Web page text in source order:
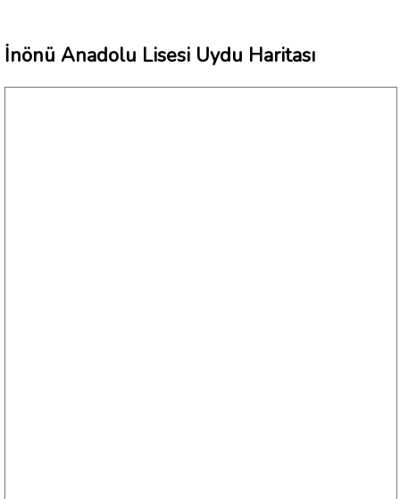
İnönü Anadolu Lisesi Uydu Haritası